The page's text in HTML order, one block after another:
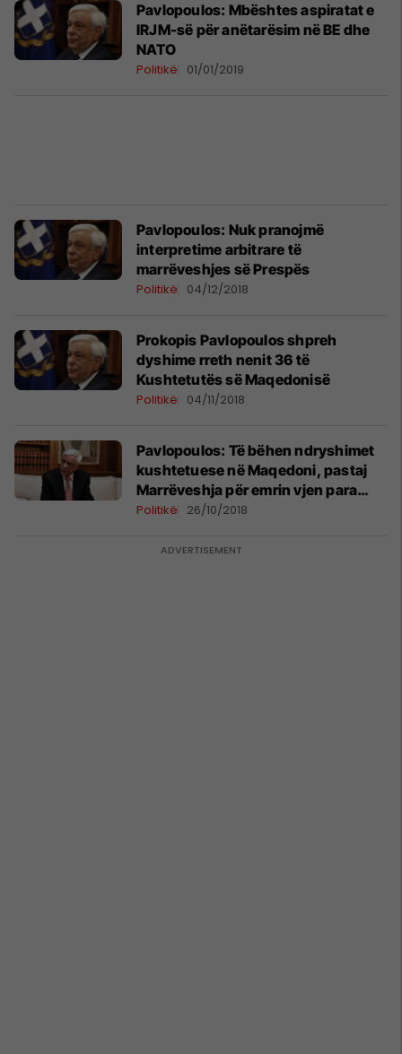
Pavlopoulos: Mbështes aspiratat e
IRJM-së për anëtarësim në BE dhe
NATO
Politikë 01/01/2019
Pavlopoulos: Nuk pranojmë
interpretime arbitrare të
marrëveshjes së Prespës
Politikë 04/12/2018
Prokopis Pavlopoulos shpreh
dyshime rreth nenit 36 të
Kushtetutës së Maqedonisë
Politikë 04/11/2018
Pavlopoulos: Të bëhen ndryshimet
kushtetuese në Maqedoni, pastaj
Marrëveshja për emrin vjen para
Kuvendit të Greqisë
Politikë 26/10/2018